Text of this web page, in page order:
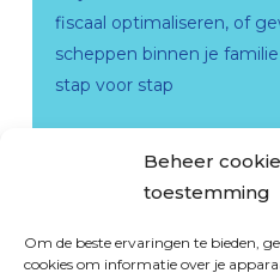
Beheer cookie
toestemming
Om de beste ervaringen te bieden,
cookies om informatie over je
fiscaal optimaliseren, of
scheppen binnen je
stap voor stap
Samen zorgen we ervoor
brengt, geen verdeeldheid.
Maak een afspraak